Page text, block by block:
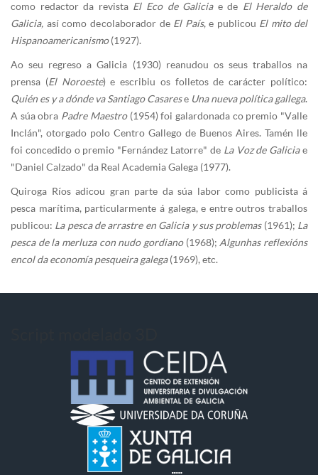
como redactor da revista El Eco de Galiciae de El Heraldo de
Galicia, así como de colaborador de El País, e publicou El mito del
Hispanoamericanismo(1927).
Ao seu regreso a Galicia (1930) reanudou os seus traballos na
prensa (El Noroeste) e escribiu os folletos de carácter político:
Quién es y a dónde va Santiago Casarese Una nueva política gallega.
A súa obra Padre Maestro(1954) foi galardonada co premio "Valle
Inclán", otorgado polo Centro Gallego de Buenos Aires. Tamén lle
foi concedido o premio "Fernández Latorre" de La Voz de Galiciae
"Daniel Calzado" da Real Academia Galega (1977).
Quiroga Ríos adicou gran parte da súa labor como publicista á
pesca marítima, particularmente á galega, e entre outros traballos
publicou: La pesca de arrastre en Galicia y sus problemas(1961); La
pesca de la merluza con nudo gordiano(1968); Algunhas reflexións
encol da economía pesqueira galega(1969), etc.